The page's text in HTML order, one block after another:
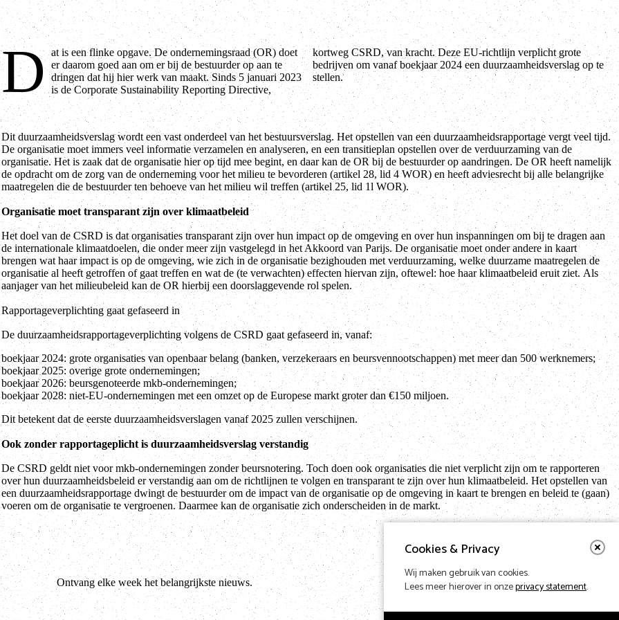
Cookies & Privacy
Wij maken gebruik van cookies.
Lees meer hierover in onzeprivacy statement.
D at is een flinke opgave. De ondernemingsraad (OR) doet
er daarom goed aan om er bij de bestuurder op aan te
dringen dat hij hier werk van maakt. Sinds 5 januari 2023
is de Corporate Sustainability Reporting Directive,
kortweg CSRD, van kracht. Deze EU-richtlijn verplicht grote
bedrijven om vanaf boekjaar 2024 een duurzaamheidsverslag op te
stellen.
Dit duurzaamheidsverslag wordt een vast onderdeel van het bestuursverslag. Het opstellen van een duurzaamheidsrapportage vergt veel tijd.
De organisatie moet immers veel informatie verzamelen en analyseren, en een transitieplan opstellen over de verduurzaming van de
organisatie. Het is zaak dat de organisatie hier op tijd mee begint, en daar kan de OR bij de bestuurder op aandringen. De OR heeft namelijk
de opdracht om de zorg van de onderneming voor het milieu te bevorderen (artikel 28, lid 4 WOR) en heeft adviesrecht bij alle belangrijke
maatregelen die de bestuurder ten behoeve van het milieu wil treffen (artikel 25, lid 1l WOR).
Organisatie moet transparant zijn over klimaatbeleid
Het doel van de CSRD is dat organisaties transparant zijn over hun impact op de omgeving en over hun inspanningen om bij te dragen aan
de internationale klimaatdoelen, die onder meer zijn vastgelegd in het Akkoord van Parijs. De organisatie moet onder andere in kaart
brengen wat haar impact is op de omgeving, wie zich in de organisatie bezighouden met verduurzaming, welke duurzame maatregelen de
organisatie al heeft getroffen of gaat treffen en wat de (te verwachten) effecten hiervan zijn, oftewel: hoe haar klimaatbeleid eruit ziet. Als
aanjager van het milieubeleid kan de OR hierbij een doorslaggevende rol spelen.
Rapportageverplichting gaat gefaseerd in
De duurzaamheidsrapportageverplichting volgens de CSRD gaat gefaseerd in, vanaf:
boekjaar 2024: grote organisaties van openbaar belang (banken, verzekeraars en beursvennootschappen) met meer dan 500 werknemers;
boekjaar 2025: overige grote ondernemingen;
boekjaar 2026: beursgenoteerde mkb-ondernemingen;
boekjaar 2028: niet-EU-ondernemingen met een omzet op de Europese markt groter dan €150 miljoen.
Dit betekent dat de eerste duurzaamheidsverslagen vanaf 2025 zullen verschijnen.
Ook zonder rapportageplicht is duurzaamheidsverslag verstandig
De CSRD geldt niet voor mkb-ondernemingen zonder beursnotering. Toch doen ook organisaties die niet verplicht zijn om te rapporteren
over hun duurzaamheidsbeleid er verstandig aan om de richtlijnen te volgen en transparant te zijn over hun klimaatbeleid. Het opstellen van
een duurzaamheidsrapportage dwingt de bestuurder om de impact van de organisatie op de omgeving in kaart te brengen en beleid te (gaan)
voeren om de organisatie te vergroenen. Daarmee kan de organisatie zich onderscheiden in de markt.
Ontvang elke week het belangrijkste nieuws.